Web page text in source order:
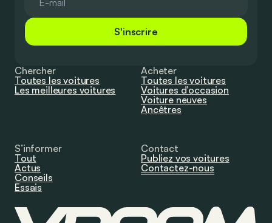
S'inscrire
Chercher
Toutes les voitures
Les meilleures voitures
Acheter
Toutes les voitures
Voitures d’occasion
Voiture neuves
Ancêtres
S’informer
Tout
Actus
Conseils
Essais
Contact
Publiez vos voitures
Contactez-nous